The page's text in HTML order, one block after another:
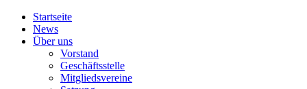
Startseite
News
Über uns
Vorstand
Geschäftsstelle
Mitgliedsvereine